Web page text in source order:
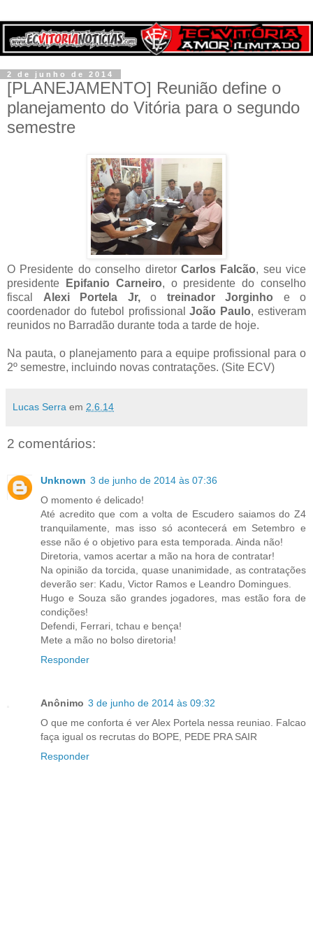
2 de junho de 2014
[PLANEJAMENTO] Reunião define o
planejamento do Vitória para o segundo
semestre
O Presidente do conselho diretor Carlos Falcão, seu vice
presidente
Epifanio Carneiro, o presidente do conselho
fiscal Alexi Portela Jr,o treinador Jorginho e o
coordenador do futebol profissionalJoão Paulo, estiveram
reunidos no Barradão durante toda a tarde de hoje.
Na pauta, o planejamento para a equipe profissional para o
2º semestre, incluindo novas contratações. (Site ECV)
Lucas Serra em 2.6.14
2 comentários:
Unknown 3 de junho de 2014 às 07:36
O momento é delicado!
Até acredito que com a volta de Escudero saiamos do Z4
tranquilamente, mas isso só acontecerá em Setembro e
esse não é o objetivo para esta temporada. Ainda não!
Diretoria, vamos acertar a mão na hora de contratar!
Na opinião da torcida, quase unanimidade, as contratações
deverão ser: Kadu, Victor Ramos e Leandro Domingues.
Hugo e Souza são grandes jogadores, mas estão fora de
condições!
Defendi, Ferrari, tchau e bença!
Mete a mão no bolso diretoria!
Responder
Anônimo 3 de junho de 2014 às 09:32
O que me conforta é ver Alex Portela nessa reuniao. Falcao
faça igual os recrutas do BOPE, PEDE PRA SAIR
Responder